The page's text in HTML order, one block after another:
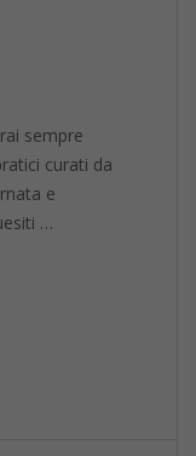
sempre
curati da
e
…